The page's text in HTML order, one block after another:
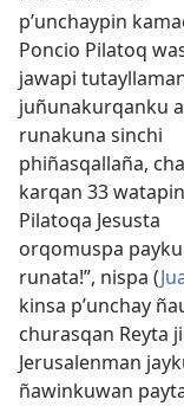
p’unchaypin
Poncio Pilatoq
jawapi
juñunakurqanku
runakuna sinchi
phiñasqallaña,
karqan 33
Pilatoqa Jesusta
orqomuspa
runata!”, nispa (
kinsa p’unchay
churasqan Reyta
Jerusalenman
ñawinkuwan